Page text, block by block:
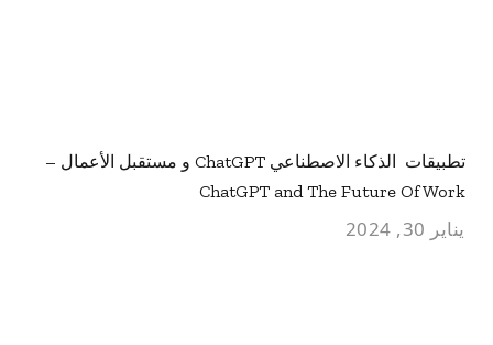
تطبيقات الذكاء الاصطناعي ChatGPT و مستقبل الأعمال –
ChatGPT and The Future Of Work
يناير 30, 2024